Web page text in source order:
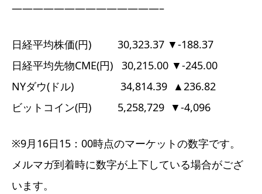
——————————————–
日経平均株価(円) 30,323.37 ▼-188.37
日経平均先物CME(円) 30,215.00 ▼-245.00
NYダウ(ドル) 34,814.39 ▲236.82
ビットコイン(円) 5,258,729 ▼-4,096
※9月16日15：00時点のマーケットの数字です。
メルマガ到着時に数字が上下している場合がござ
います。